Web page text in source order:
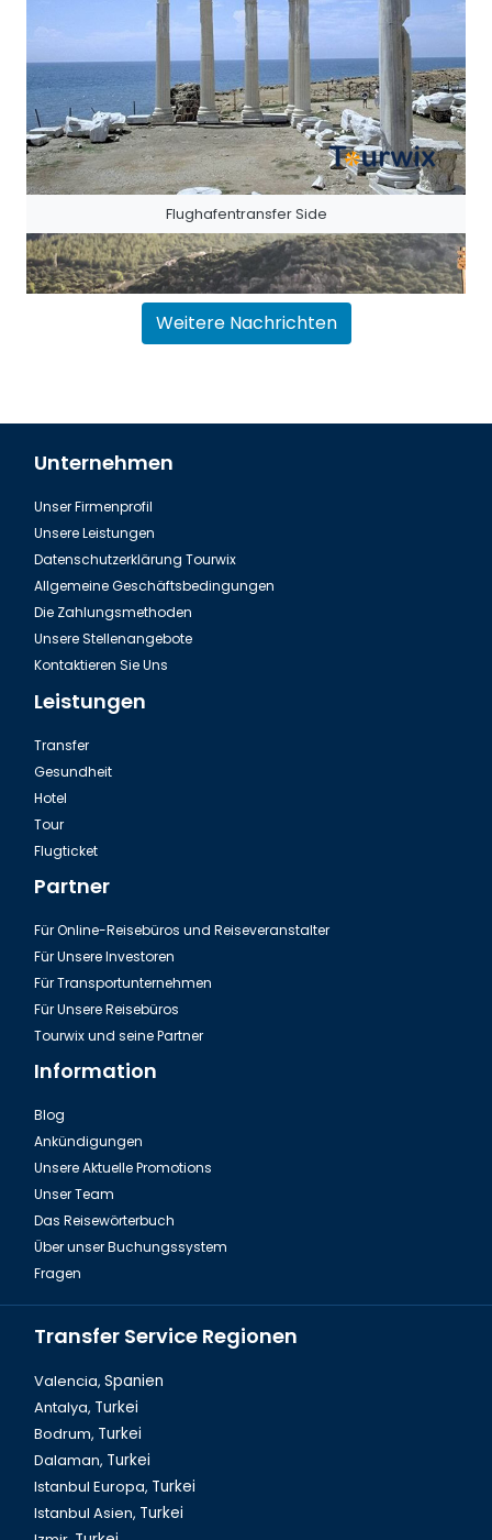
Flughafentransfer Side
Flughafentransfer Antalya Belek
Dalyan Tour & Krabbenfischen in der Türkei
Weitere Nachrichten
Unternehmen
Unser Firmenprofil
Unsere Leistungen
Datenschutzerklärung Tourwix
Allgemeine Geschäftsbedingungen
Die Zahlungsmethoden
Unsere Stellenangebote
Kontaktieren Sie Uns
Leistungen
Transfer
Gesundheit
Hotel
Tour
Flugticket
Partner
Für Online-Reisebüros und Reiseveranstalter
Für Unsere Investoren
Für Transportunternehmen
Für Unsere Reisebüros
Tourwix und seine Partner
Information
Blog
Ankündigungen
Unsere Aktuelle Promotions
Unser Team
Das Reisewörterbuch
Über unser Buchungssystem
Fragen
Transfer Service Regionen
Valencia, Spanien
Antalya, Turkei
Bodrum, Turkei
Dalaman, Turkei
Istanbul Europa, Turkei
Istanbul Asien, Turkei